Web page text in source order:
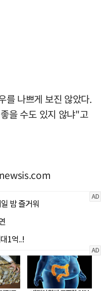
를 나쁘게 보진 않았다.
을 수도 있지 않냐"고